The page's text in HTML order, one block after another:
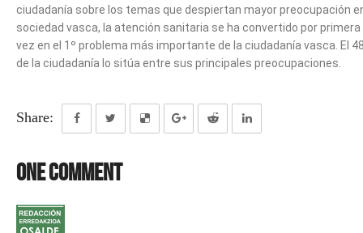
ciudadanía sobre los temas que despiertan mayor preocupación
sociedad vasca, la atención sanitaria se ha convertido por primera
vez en el 1º problema más importante de la ciudadanía vasca. El
de la ciudadanía lo sitúa entre sus principales preocupaciones.
Share:
One Comment